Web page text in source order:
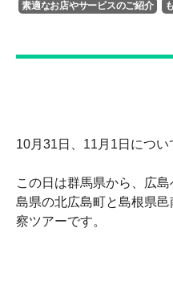
素適なお店やサービスのご紹介
10月31日、11月1日につい
この日は群馬県から、広
島県の北広島町と島根県
察ツアーです。